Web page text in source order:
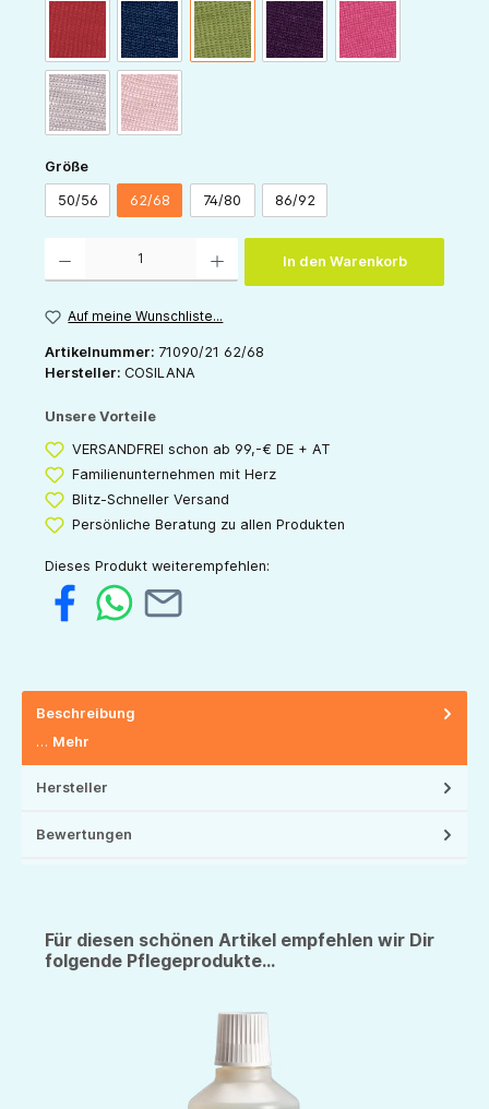
marine grün pflaume pink
grau rose
Größeauswählen
50/56 62/68 74/80 86/92
In den Warenkorb
Auf meine Wunschliste...
Artikelnummer: 71090/21 62/68
Hersteller: COSILANA
Unsere Vorteile
VERSANDFREI schon ab 99,-€ DE + AT
Familienunternehmen mit Herz
Blitz-Schneller Versand
Persönliche Beratung zu allen Produkten
Dieses Produkt weiterempfehlen:
Beschreibung
… Mehr
Hersteller
Bewertungen
Für diesen schönen Artikel empfehlen wir Dir
folgende Pflegeprodukte...